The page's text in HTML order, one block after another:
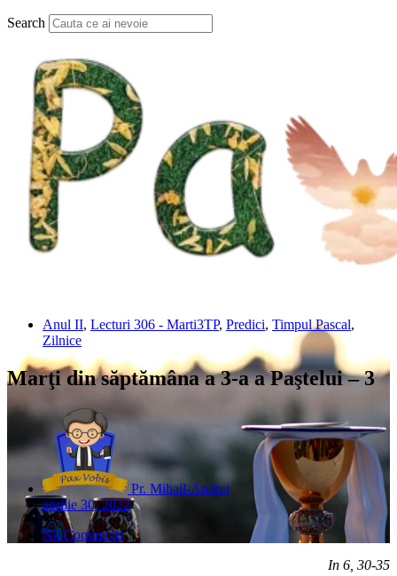
Search
Anul II, Lecturi 306 - Marti3TP, Predici, Timpul Pascal,
Zilnice
Marţi din săptămâna a 3-a a Paştelui – 3
Pr. Mihail-Andrei
aprilie 30, 2022
No Comments
In 6, 30-35